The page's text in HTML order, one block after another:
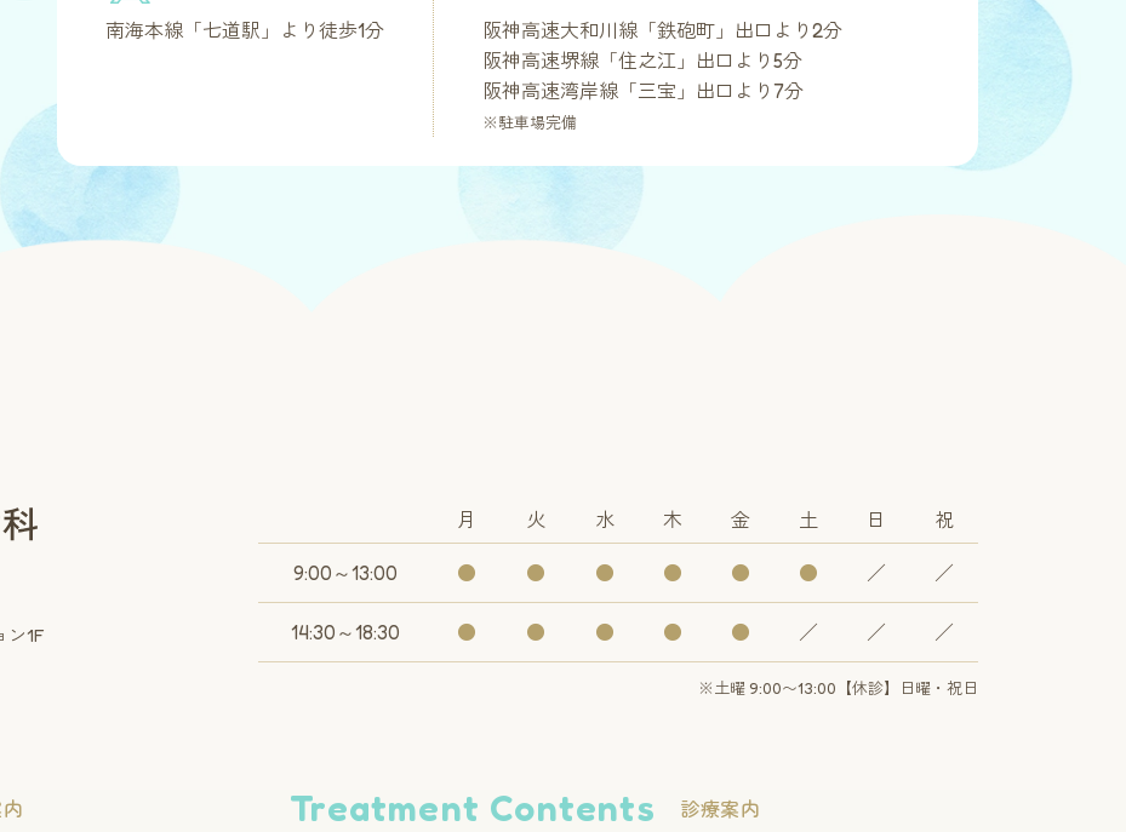
南海本線「七道駅」より徒歩1分
阪神高速大和川線「鉄砲町」出口より2分
阪神高速堺線「住之江」出口より5分
阪神高速湾岸線「三宝」出口より7分
※駐車場完備
ン1F
月 火 水 木 金 土 日 祝
9:00～13:00 ● ● ● ● ● ● ／ ／
14:30～18:30 ● ● ● ● ● ／ ／ ／
※土曜 9:00〜13:00【休診】日曜・祝日
Treatment Contents 診療案内